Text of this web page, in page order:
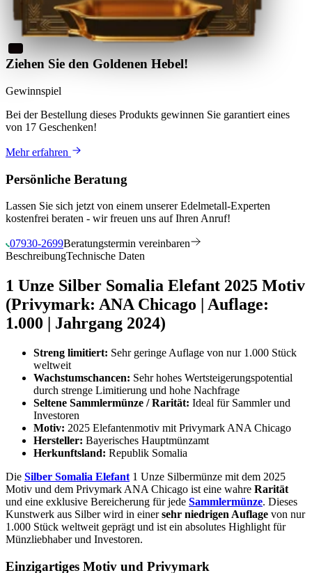
Ziehen Sie den Goldenen Hebel!
Gewinnspiel
Bei der Bestellung dieses Produkts gewinnen Sie garantiert eines
von 17 Geschenken!
Mehr erfahren
Persönliche Beratung
Lassen Sie sich jetzt von einem unserer Edelmetall-Experten
kostenfrei beraten - wir freuen uns auf Ihren Anruf!
07930-2699Beratungstermin vereinbaren
BeschreibungTechnische Daten
1 Unze Silber Somalia Elefant 2025 Motiv
(Privymark: ANA Chicago | Auflage:
1.000 | Jahrgang 2024)
Streng limitiert: Sehr geringe Auflage von nur 1.000 Stück
weltweit
Wachstumschancen: Sehr hohes Wertsteigerungspotential
durch strenge Limitierung und hohe Nachfrage
Seltene Sammlermünze / Rarität: Ideal für Sammler und
Investoren
Motiv: 2025 Elefantenmotiv mit Privymark ANA Chicago
Hersteller: Bayerisches Hauptmünzamt
Herkunftsland: Republik Somalia
Die Silber Somalia Elefant 1 Unze Silbermünze mit dem 2025
Motiv und dem Privymark ANA Chicago ist eine wahre Rarität
und eine exklusive Bereicherung für jede Sammlermünze. Dieses
Kunstwerk aus Silber wird in einersehr niedrigen Auflage von nur
1.000 Stück weltweit geprägt und ist ein absolutes Highlight für
Münzliebhaber und Investoren.
Einzigartiges Motiv und Privymark